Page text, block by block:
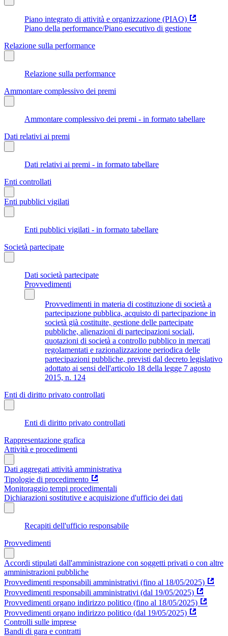
Piano integrato di attività e organizzazione (PIAO)
Piano della performance/Piano esecutivo di gestione
Relazione sulla performance
Relazione sulla performance
Ammontare complessivo dei premi
Ammontare complessivo dei premi - in formato tabellare
Dati relativi ai premi
Dati relativi ai premi - in formato tabellare
Enti controllati
Enti pubblici vigilati
Enti pubblici vigilati - in formato tabellare
Società partecipate
Dati società partecipate
Provvedimenti
Provvedimenti in materia di costituzione di società a
partecipazione pubblica, acquisto di partecipazione in
società già costituite, gestione delle partecipate
pubbliche, alienazioni di partecipazioni sociali,
quotazioni di società a controllo pubblico in mercati
regolamentati e razionalizzazione periodica delle
partecipazioni pubbliche, previsti dal decreto legislativo
adottato ai sensi dell'articolo 18 della legge 7 agosto
2015, n. 124
Enti di diritto privato controllati
Enti di diritto privato controllati
Rappresentazione grafica
Attività e procedimenti
Dati aggregati attività amministrativa
Tipologie di procedimento
Monitoraggio tempi procedimentali
Dichiarazioni sostitutive e acquisizione d'ufficio dei dati
Recapiti dell'ufficio responsabile
Provvedimenti
Accordi stipulati dall'amministrazione con soggetti privati o con altre
amministrazioni pubbliche
Provvedimenti responsabili amministrativi (fino al 18/05/2025)
Provvedimenti responsabili amministrativi (dal 19/05/2025)
Provvedimenti organo indirizzo politico (fino al 18/05/2025)
Provvedimenti organo indirizzo politico (dal 19/05/2025)
Controlli sulle imprese
Bandi di gara e contratti